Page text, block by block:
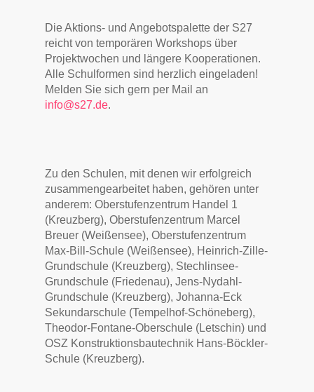
Die Aktions- und Angebotspalette der S27
reicht von temporären Workshops über
Projektwochen und längere Kooperationen.
Alle Schulformen sind herzlich eingeladen!
Melden Sie sich gern per Mail an
info@s27.de.
Zu den Schulen, mit denen wir erfolgreich
zusammengearbeitet haben, gehören unter
anderem: Oberstufenzentrum Handel 1
(Kreuzberg), Oberstufenzentrum Marcel
Breuer (Weißensee), Oberstufenzentrum
Max-Bill-Schule (Weißensee), Heinrich-Zille-
Grundschule (Kreuzberg), Stechlinsee-
Grundschule (Friedenau), Jens-Nydahl-
Grundschule (Kreuzberg), Johanna-Eck
Sekundarschule (Tempelhof-Schöneberg),
Theodor-Fontane-Oberschule (Letschin) und
OSZ Konstruktionsbautechnik Hans-Böckler-
Schule (Kreuzberg).